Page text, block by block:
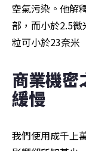
空氣污染。他解
部，而小於2.5
粒可小於23奈米
商業機密
緩慢
我們使用成千上